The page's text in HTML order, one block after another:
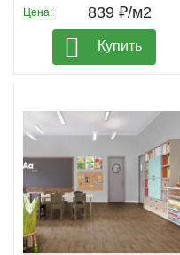
Цена: 839 ₽/м2
Купить